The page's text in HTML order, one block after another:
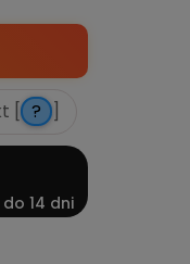
[ ? ]
14 dni